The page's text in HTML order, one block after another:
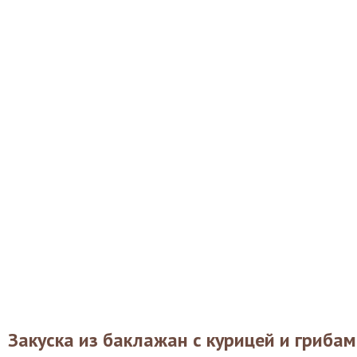
Закуска из баклажан с курицей и